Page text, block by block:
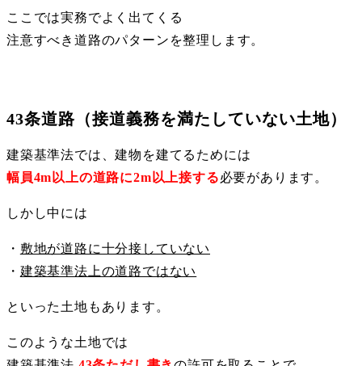
ここでは実務でよく出てくる
注意すべき道路のパターンを整理します。
43条道路（接道義務を満たしていない土地）
建築基準法では、建物を建てるためには
幅員4m以上の道路に2m以上接する必要があります。
しかし中には
・ 敷地が道路に十分接していない
・ 建築基準法上の道路ではない
といった土地もあります。
このような土地では